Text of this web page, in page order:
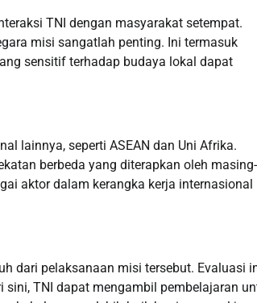
TNI dengan masyarakat setempat.
misi sangatlah penting. Ini termasuk
sensitif terhadap budaya lokal dapat
lainnya, seperti ASEAN dan Uni Afrika.
berbeda yang diterapkan oleh masing-
aktor dalam kerangka kerja internasional
dari pelaksanaan misi tersebut. Evaluasi
TNI dapat mengambil pembelajaran